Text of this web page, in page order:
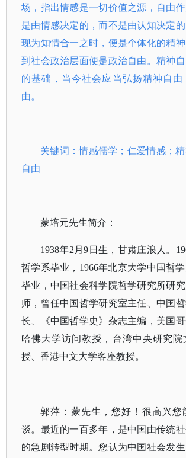
场，指出情感是一切价值之源，自由
是由情感决定的，而不是由认知决定
现为知情合一之时，便是个体化的精
到社会政治层面便是政治自由。精神
的基础，当今社会应当弘扬精神自由
由。
关键词：情感儒学；仁爱情感；
自由
蒙培元先生简介：
1938年2月9日生，甘肃庄浪人。
哲学系毕业，1966年北京大学中国哲
毕业，中国社会科学院哲学研究所研
师，曾任中国哲学研究室主任、中国
长、《中国哲学史》杂志主编，美国哥
哈佛大学访问教授，台湾中央研究院
授、香港中文大学客座教授。
郭萍：蒙先生，您好！很高兴您
谈。最近的一百多年，是中国由传统
的急剧转型时期。您认为中国社会发